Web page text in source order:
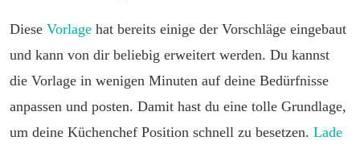
Diese Vorlage hat bereits einige der Vorschläge eingebaut
und kann von dir beliebig erweitert werden. Du kannst
die Vorlage in wenigen Minuten auf deine Bedürfnisse
anpassen und posten. Damit hast du eine tolle Grundlage,
um deine Küchenchef Position schnell zu besetzen. Lade